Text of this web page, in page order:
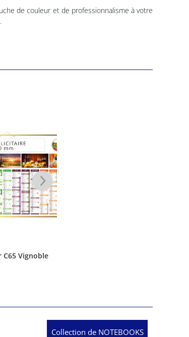
de couleur et de professionnalisme à votre
C65 Vignoble
Collection de NOTEBOOKS